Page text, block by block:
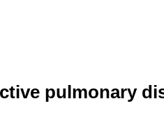
pulmonary